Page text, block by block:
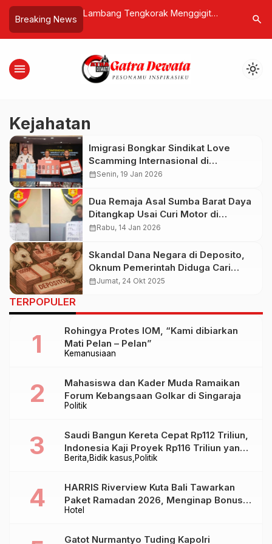
Breaking News
Terbang ke
Erasmus+
Lambang Tengkorak Menggigit
Kekuasaan Kerajaan Kadiri
Kresna
dan
search
menu light_mode
Kejahatan
Imigrasi Bongkar Sindikat Love
Scamming Internasional di
Tangerang, 27 WNA Diamankan
calendar_monthSenin, 19 Jan 2026
Dua Remaja Asal Sumba Barat Daya
Ditangkap Usai Curi Motor di
Denpasar Timur
calendar_monthRabu, 14 Jan 2026
Skandal Dana Negara di Deposito,
Oknum Pemerintah Diduga Cari
Bunga dari Uang Rakyat!
calendar_monthJumat, 24 Okt 2025
TERPOPULER
Kemanusiaan
Rohingya Protes IOM, “Kami dibiarkan
Mati Pelan – Pelan”
Politik
Mahasiswa dan Kader Muda Ramaikan
Forum Kebangsaan Golkar di Singaraja
Berita Bidik kasus Politik
Saudi Bangun Kereta Cepat Rp112 Triliun,
Indonesia Kaji Proyek Rp116 Triliun yang
Baru Sampai Bandung
Hotel
HARRIS Riverview Kuta Bali Tawarkan
Paket Ramadan 2026, Menginap Bonus
Takjil hingga Bukber Mulai Rp88.888
Gatot Nurmantyo Tuding Kapolri